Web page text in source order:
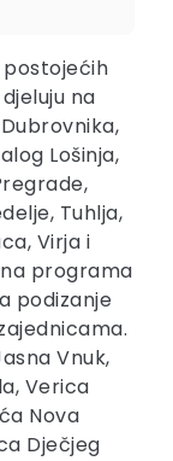
postojećih
na
Lošinja,
Tuhlja,
Virja i
programa
podizanje
Vnuk,
Verica
Nova
Dječjeg